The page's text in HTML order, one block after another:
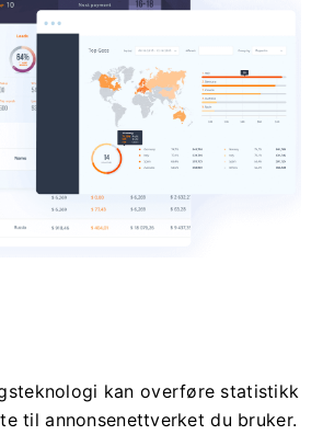
kan overføre statistikk
til annonsenettverket du bruker.